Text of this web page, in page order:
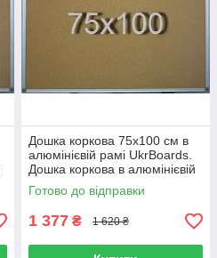
Дошка коркова 75х100 см в
алюмінієвій рамі UkrBoards.
Дошка коркова в алюмінієвій
рамі
Готово до відправки
1 377 ₴ 1 620 ₴